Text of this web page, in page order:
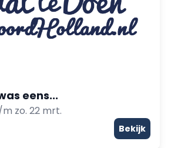
eens...
zo. 22 mrt.
Bekijk